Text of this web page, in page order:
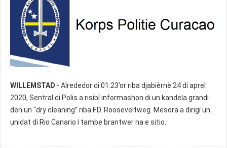
WILLEMSTAD - Alrededor di 01.23’or riba djabièrnè 24 di aprel
2020, Sentral di Polis a risibí informashon di un kandela grandi
den un “dry cleaning” riba F.D. Rooseveltweg. Mesora a dirigí un
unidat di Rio Canario i tambe brantwer na e sitio.